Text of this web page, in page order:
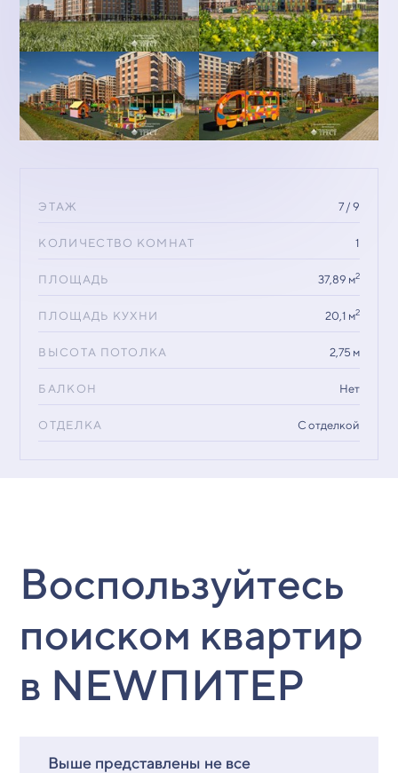
ЭТАЖ 7 / 9
КОЛИЧЕСТВО КОМНАТ 1
ПЛОЩАДЬ 37,89 м2
ПЛОЩАДЬ КУХНИ 20,1 м2
ВЫСОТА ПОТОЛКА 2,75 м
БАЛКОН Нет
ОТДЕЛКА С отделкой
Воспользуйтесь
поиском квартир
в NEWПИТЕР
Выше представлены не все